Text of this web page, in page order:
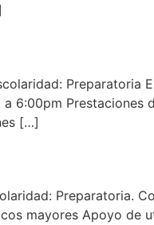
Preparatoria
6:00pm Prestaciones
[…]
Preparatoria.
mayores Apoyo de